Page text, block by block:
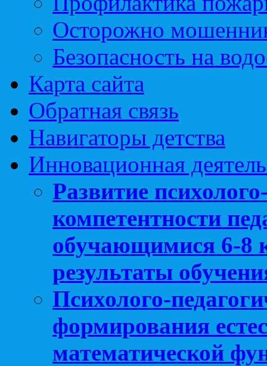
Осторожно
Безопасность на
Карта сайта
Обратная связь
Навигаторы детства
Инновационная
Развитие
компетентности
обучающимися 6-8
результаты
Психолого-
формирования
математической